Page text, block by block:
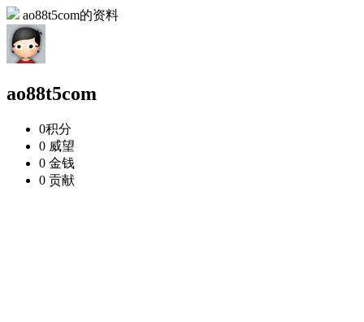
ao88t5com的资料
ao88t5com
0积分
0 威望
0 金钱
0 贡献